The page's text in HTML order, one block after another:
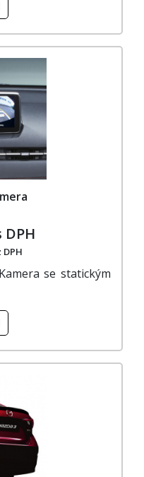
DPH
DPH
se statickým